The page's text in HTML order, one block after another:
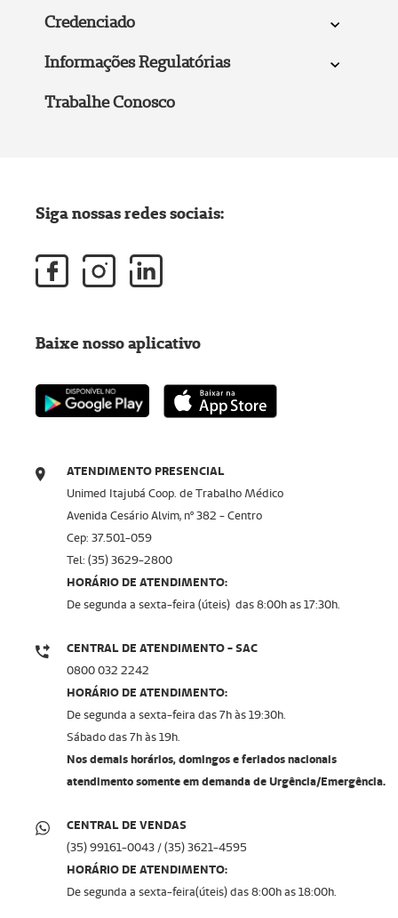
Credenciado
Informações Regulatórias
Trabalhe Conosco
ATENDIMENTO PRESENCIAL
Unimed Itajubá Coop. de Trabalho Médico
Avenida Cesário Alvim, nº 382 - Centro
Cep: 37.501-059
Tel: (35) 3629-2800
HORÁRIO DE ATENDIMENTO:
De segunda a sexta-feira (úteis) das 8:00h as 17:30h.
CENTRAL DE ATENDIMENTO - SAC
0800 032 2242
HORÁRIO DE ATENDIMENTO:
De segunda a sexta-feira das 7h às 19:30h.
Sábado das 7h às 19h.
Nos demais horários, domingos e feriados nacionais
atendimento somente em demanda de Urgência/Emergência.
CENTRAL DE VENDAS
(35) 99161-0043 / (35) 3621-4595
HORÁRIO DE ATENDIMENTO:
De segunda a sexta-feira(úteis) das 8:00h as 18:00h.
Siga nossas redes sociais:
Baixe nosso aplicativo